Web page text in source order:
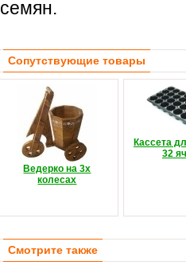
семян.
Сопутствующие товары
Ведерко на 3х
колесах
Кассета
32
Смотрите также